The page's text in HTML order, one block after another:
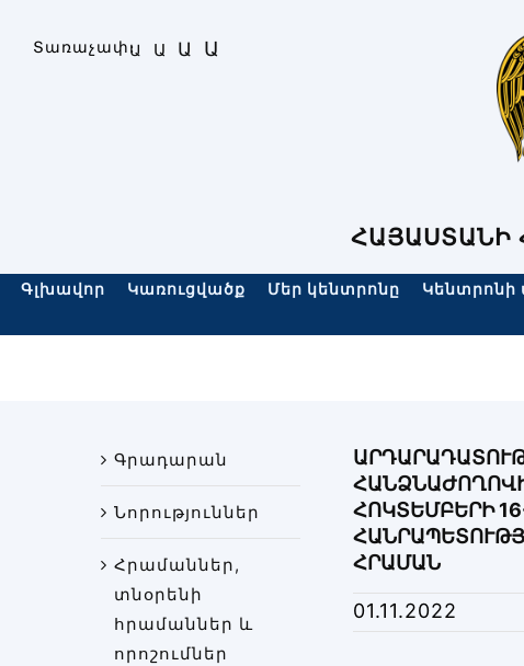
Տառաչափ։Ա Ա Ա Ա
ՀԱՅԱՍՏԱՆԻ
Գլխավոր Կառուցվածք Մեր կենտրոնը Կենտրոնի
Գրադարան
Նորություններ
Հրամաններ,
տնօրենի
հրամաններ և
որոշումներ
ՀՈԿՏԵՄԲԵՐԻ
ՀՐԱՄԱՆ
01.11.2022